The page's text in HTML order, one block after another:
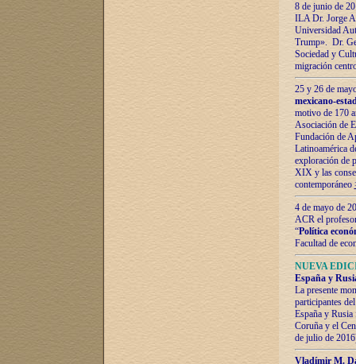
8 de junio de
ILA Dr. Jorge
Universidad
Trump». Dr.
Sociedad y
migración
25 y 26 de
mexicano-
motivo de 170
Asociación de
Fundación de
Latinoamérica
exploración de
XIX y las
contemporáneo
4 de mayo de
ACR el
“Política
Facultad de
NUEVA
España y
La presente
participantes
España y
Coruña y el
de julio de
Vladímir М.